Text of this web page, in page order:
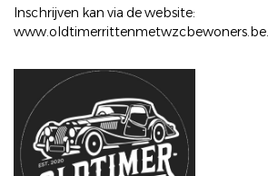
Inschrijven kan via de website:
www.oldtimerrittenmetwzcbewoners.be.